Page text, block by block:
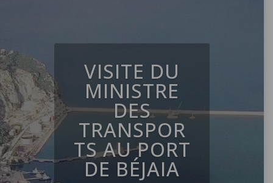
VISITE DU
MINISTRE
DES
TRANSPOR
TS AU PORT
DE BÉJAIA